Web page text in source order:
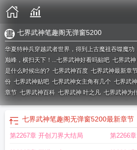
七界武神笔趣阁无弹窗5200
华夏特种兵穿越武者世界，得到上古魔祖吞噬魔
巅峰，横扫天下！...七界武神好看吗贴吧 七界武
是什么时候出的? 七界武神百度 七界武神最新章
份 七界武神贴吧 七界武神女主角有几个 七界武
章节 七界武神百科 七界武神 叶之凡 七界武神为
零电子书七界武神实力排名七界武神txt全集缓存
武神境界划分表 七界武神听书有声书 七界武神叶
神境界详细介绍
武神最新章节目录七界武神TXT 七界武神境界
七界武神笔趣阁无弹窗5200最新章节
第2267章 开创刀界大结局 第2266